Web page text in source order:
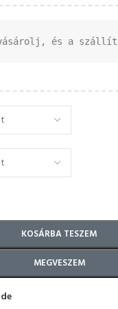
és a
KOSÁRBA TESZEM
MEGVESZEM